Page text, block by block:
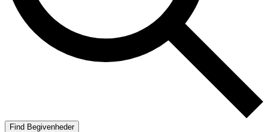
Find Begivenheder